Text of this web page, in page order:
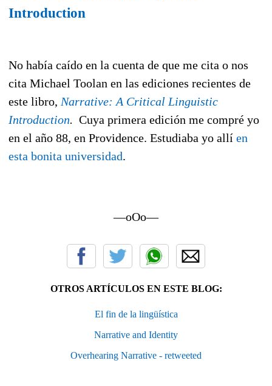
Introduction
No había caído en la cuenta de que me cita o nos
cita Michael Toolan en las ediciones recientes de
este libro, Narrative: A Critical Linguistic
Introduction. Cuya primera edición me compré yo
en el año 88, en Providence. Estudiaba yo allí en
esta bonita universidad.
—oOo—
OTROS ARTÍCULOS EN ESTE BLOG:
El fin de la lingüística
Narrative and Identity
Overhearing Narrative - retweeted